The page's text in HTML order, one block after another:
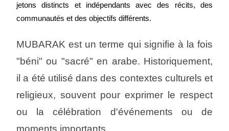
récompenses
Télécharger
l'application Bitrue
jetons distincts et indépendants avec des récits, des
communautés et des objectifs différents.
MUBARAK est un terme qui signifie à la fois
"béni" ou "sacré" en arabe. Historiquement,
il a été utilisé dans des contextes culturels et
religieux, souvent pour exprimer le respect
ou la célébration d'événements ou de